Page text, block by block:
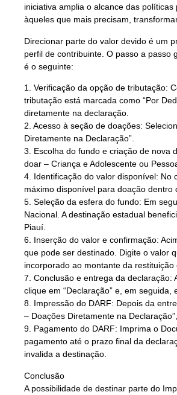
iniciativa amplia o alcance das
àqueles que mais precisam,
Direcionar parte do valor devido é um
perfil de contribuinte. O passo a passo
é o seguinte:
1. Verificação da opção de tributação:
tributação está marcada como “Por
diretamente na declaração.
2. Acesso à seção de doações:
Diretamente na Declaração”.
3. Escolha do fundo e criação de nova
doar – Criança e Adolescente ou
4. Identificação do valor disponível: No
máximo disponível para doação dentro
5. Seleção da esfera do fundo: Em
Nacional. A destinação estadual
Piauí.
6. Inserção do valor e confirmação:
que pode ser destinado. Digite o valor
incorporado ao montante da
7. Conclusão e entrega da declaração:
clique em “Declaração” e, em seguida,
8. Impressão do DARF: Depois da
– Doações Diretamente na
9. Pagamento do DARF: Imprima o
pagamento até o prazo final da
invalida a destinação.
Conclusão
A possibilidade de destinar parte do